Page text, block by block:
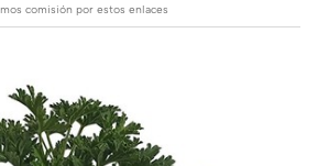
comisión por estos enlaces